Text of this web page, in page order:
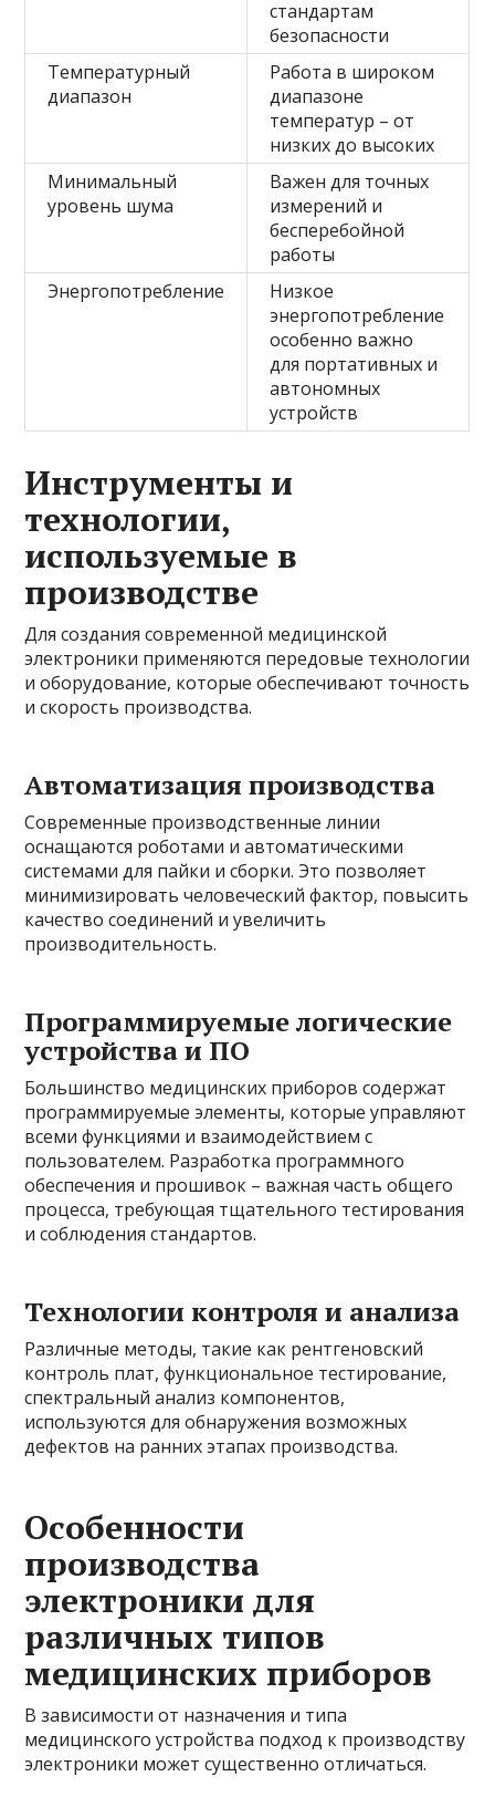
стандартам
безопасности
Температурный
диапазон
Работа в широком
диапазоне
температур – от
низких до высоких
Минимальный
уровень шума
Важен для точных
измерений и
бесперебойной
работы
Энергопотребление
Низкое
энергопотребление
особенно важно
для портативных и
автономных
устройств
Инструменты и
технологии,
используемые в
производстве
Для создания современной медицинской
электроники применяются передовые технологии
и оборудование, которые обеспечивают точность
и скорость производства.
Автоматизация производства
Современные производственные линии
оснащаются роботами и автоматическими
системами для пайки и сборки. Это позволяет
минимизировать человеческий фактор, повысить
качество соединений и увеличить
производительность.
Программируемые логические
устройства и ПО
Большинство медицинских приборов содержат
программируемые элементы, которые управляют
всеми функциями и взаимодействием с
пользователем. Разработка программного
обеспечения и прошивок – важная часть общего
процесса, требующая тщательного тестирования
и соблюдения стандартов.
Технологии контроля и анализа
Различные методы, такие как рентгеновский
контроль плат, функциональное тестирование,
спектральный анализ компонентов,
используются для обнаружения возможных
дефектов на ранних этапах производства.
Особенности
производства
электроники для
различных типов
медицинских приборов
В зависимости от назначения и типа
медицинского устройства подход к производству
электроники может существенно отличаться.